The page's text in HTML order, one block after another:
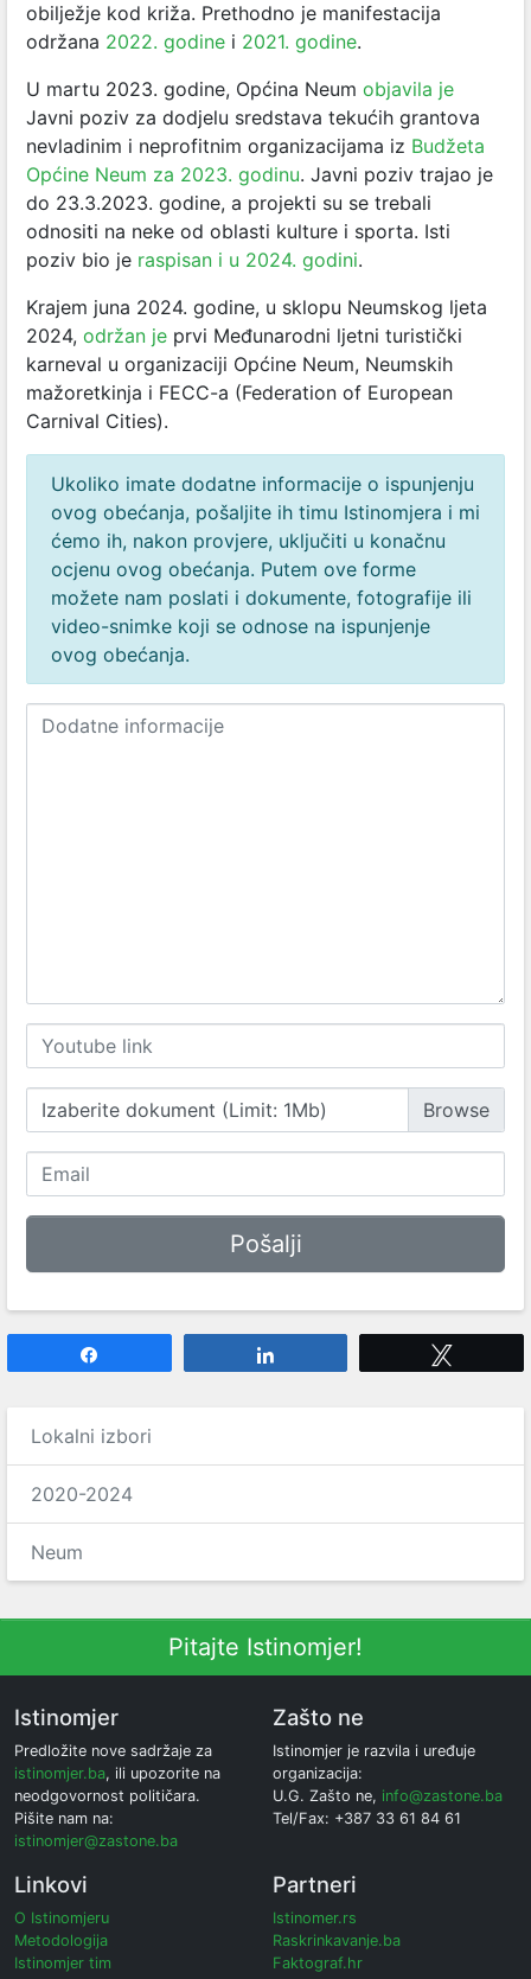
obilježje kod križa. Prethodno je manifestacija
održana 2022. godine i 2021. godine.
U martu 2023. godine, Općina Neum objavila je
Javni poziv za dodjelu sredstava tekućih grantova
nevladinim i neprofitnim organizacijama iz Budžeta
Općine Neum za 2023. godinu. Javni poziv trajao je
do 23.3.2023. godine, a projekti su se trebali
odnositi na neke od oblasti kulture i sporta. Isti
poziv bio je raspisan i u 2024. godini.
Krajem juna 2024. godine, u sklopu Neumskog ljeta
2024, održan je prvi Međunarodni ljetni turistički
karneval u organizaciji Općine Neum, Neumskih
mažoretkinja i FECC-a (Federation of European
Carnival Cities).
Ukoliko imate dodatne informacije o ispunjenju
ovog obećanja, pošaljite ih timu Istinomjera i mi
ćemo ih, nakon provjere, uključiti u konačnu
ocjenu ovog obećanja. Putem ove forme
možete nam poslati i dokumente, fotografije ili
video-snimke koji se odnose na ispunjenje
ovog obećanja.
Izaberite dokument (Limit: 1Mb)
Lokalni izbori
2020-2024
Neum
Pitajte Istinomjer!
Istinomjer
Predložite nove sadržaje za
istinomjer.ba, ili upozorite na
neodgovornost političara.
Pišite nam na:
istinomjer@zastone.ba
Zašto ne
Istinomjer je razvila i uređuje
organizacija:
U.G. Zašto ne, info@zastone.ba
Tel/Fax: +387 33 61 84 61
Linkovi
O Istinomjeru
Metodologija
Istinomjer tim
Partneri
Istinomer.rs
Raskrinkavanje.ba
Faktograf.hr